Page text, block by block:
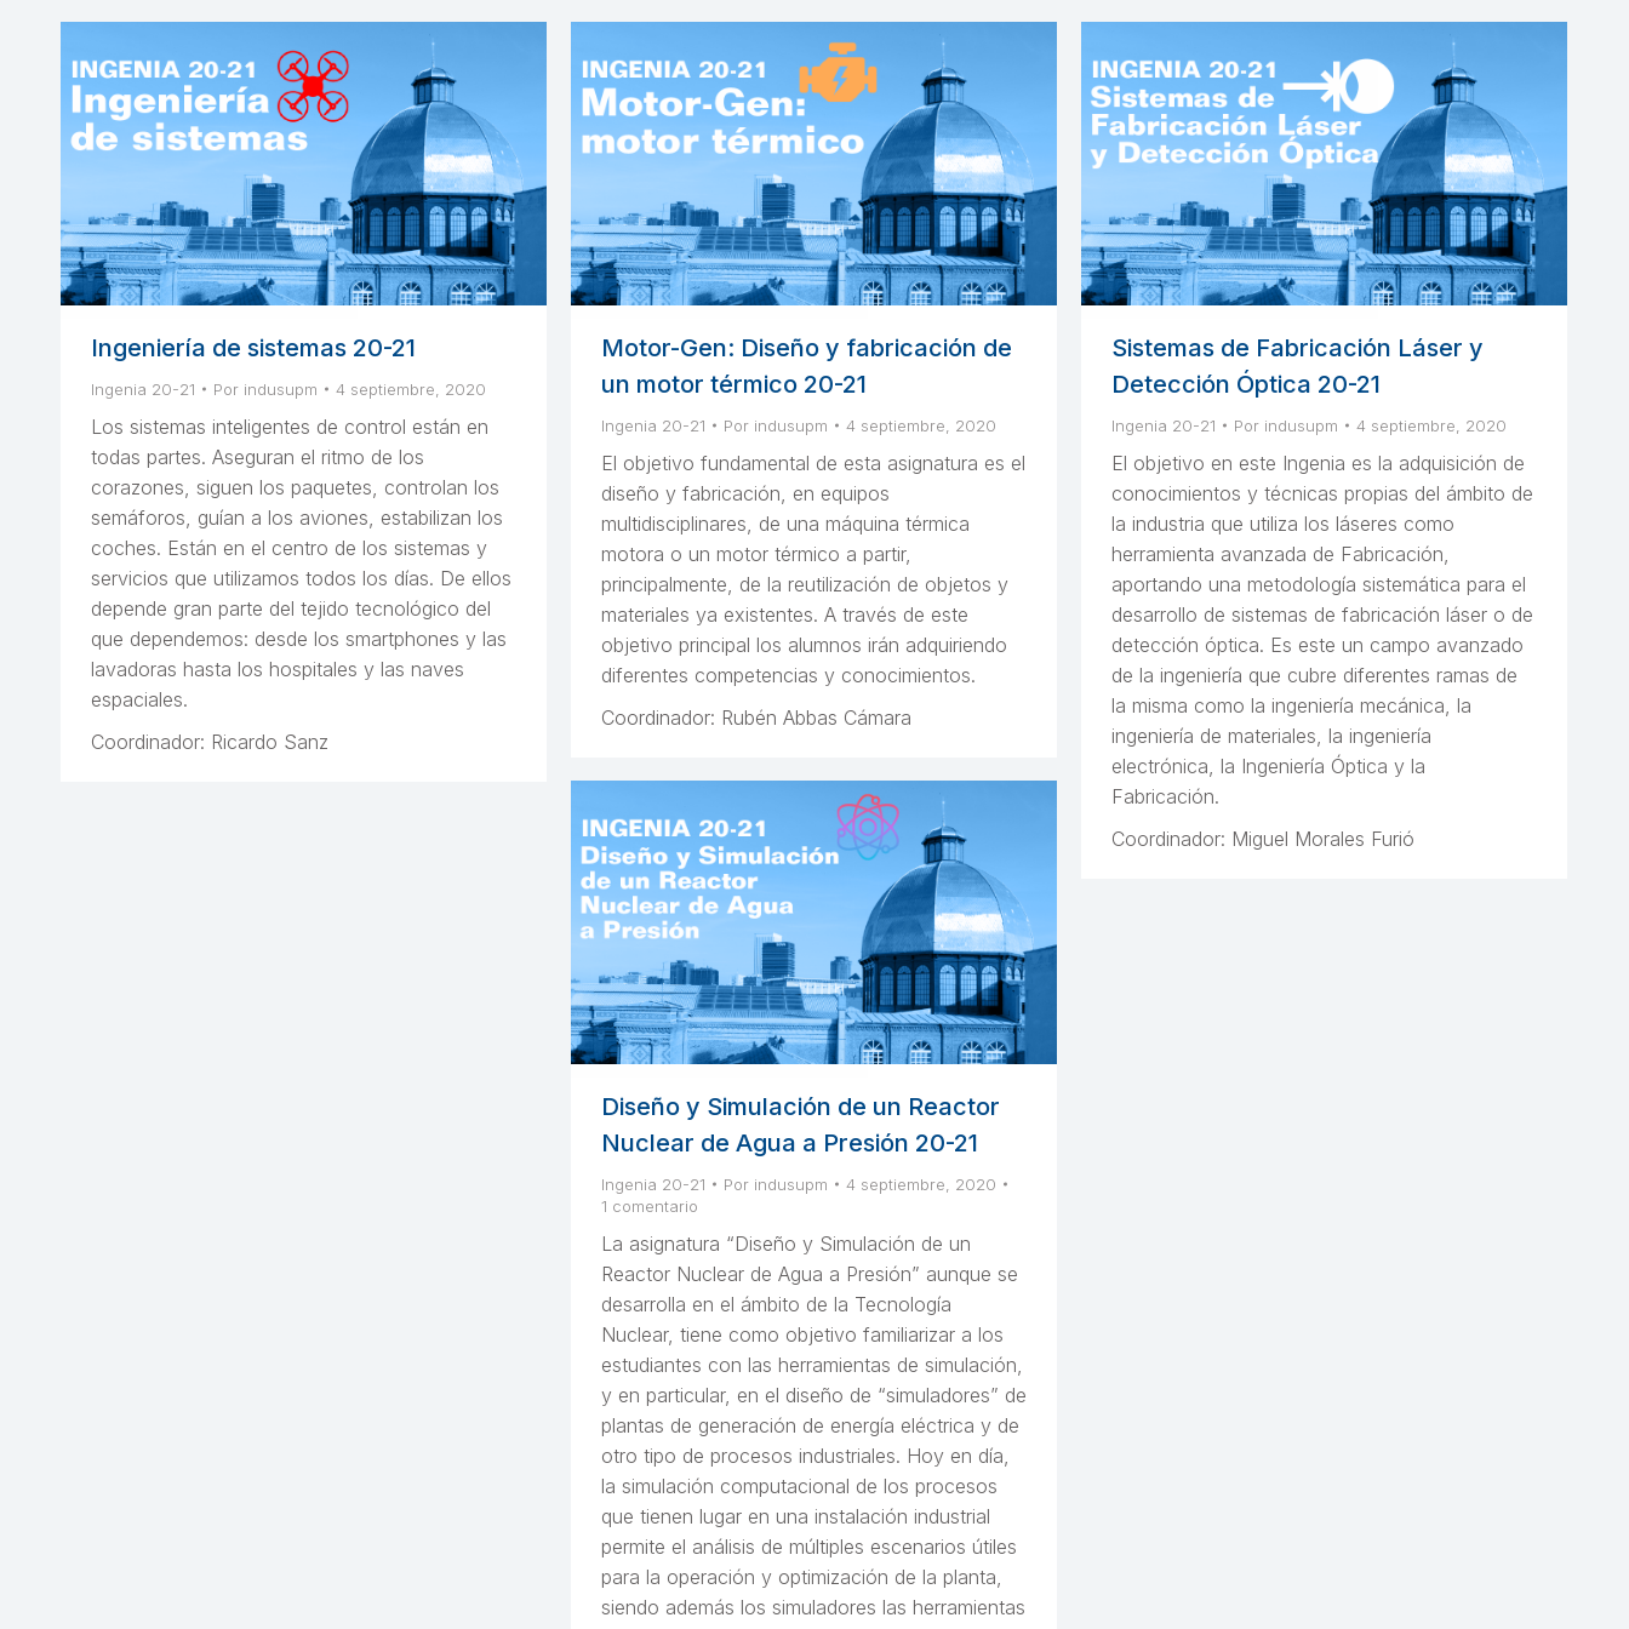
Ingeniería de sistemas 20-21
Ingenia 20-21 Por indusupm 4 septiembre, 2020
Los sistemas inteligentes de control están en
todas partes. Aseguran el ritmo de los
corazones, siguen los paquetes, controlan los
semáforos, guían a los aviones, estabilizan los
coches. Están en el centro de los sistemas y
servicios que utilizamos todos los días. De ellos
depende gran parte del tejido tecnológico del
que dependemos: desde los smartphones y las
lavadoras hasta los hospitales y las naves
espaciales.
Coordinador: Ricardo Sanz
Motor-Gen: Diseño y fabricación de
un motor térmico 20-21
Ingenia 20-21 Por indusupm 4 septiembre, 2020
El objetivo fundamental de esta asignatura es el
diseño y fabricación, en equipos
multidisciplinares, de una máquina térmica
motora o un motor térmico a partir,
principalmente, de la reutilización de objetos y
materiales ya existentes. A través de este
objetivo principal los alumnos irán adquiriendo
diferentes competencias y conocimientos.
Coordinador: Rubén Abbas Cámara
Sistemas de Fabricación Láser y
Detección Óptica 20-21
Ingenia 20-21 Por indusupm 4 septiembre, 2020
El objetivo en este Ingenia es la adquisición de
conocimientos y técnicas propias del ámbito de
la industria que utiliza los láseres como
herramienta avanzada de Fabricación,
aportando una metodología sistemática para el
desarrollo de sistemas de fabricación láser o de
detección óptica. Es este un campo avanzado
de la ingeniería que cubre diferentes ramas de
la misma como la ingeniería mecánica, la
ingeniería de materiales, la ingeniería
electrónica, la Ingeniería Óptica y la
Fabricación.
Coordinador: Miguel Morales Furió
Diseño y Simulación de un Reactor
Nuclear de Agua a Presión 20-21
Ingenia 20-21 Por indusupm
4 septiembre, 2020
1 comentario
La asignatura “Diseño y Simulación de un
Reactor Nuclear de Agua a Presión” aunque se
desarrolla en el ámbito de la Tecnología
Nuclear, tiene como objetivo familiarizar a los
estudiantes con las herramientas de simulación,
y en particular, en el diseño de “simuladores” de
plantas de generación de energía eléctrica y de
otro tipo de procesos industriales. Hoy en día,
la simulación computacional de los procesos
que tienen lugar en una instalación industrial
permite el análisis de múltiples escenarios útiles
para la operación y optimización de la planta,
siendo además los simuladores las herramientas